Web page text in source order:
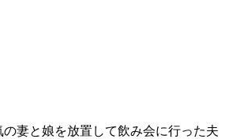
の妻と娘を放置して飲み会に行った夫